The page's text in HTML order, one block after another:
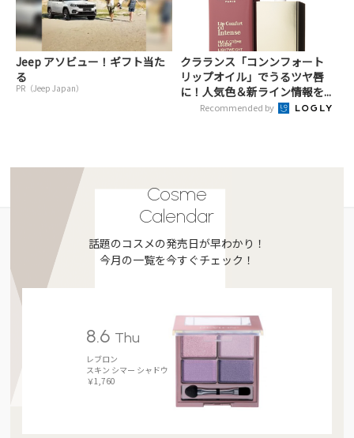
Jeep アソビュー！ギフト当た
る
PR（Jeep Japan）
クラランス「コンンフォート
リップオイル」でうるツヤ唇
に！人気色＆新ライン情報を...
Recommended by
Cosme
Calendar
話題のコスメの発売日が早わかり！
今月の一覧を今すぐチェック！
8.6 Thu
レブロン
スキン シマー シャドウ
￥1,760